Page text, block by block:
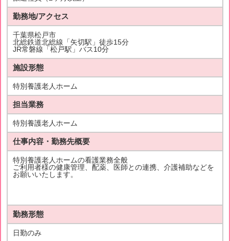
勤務地/アクセス
千葉県松戸市
北総鉄道北総線「矢切駅」徒歩15分
JR常磐線「松戸駅」バス10分
施設形態
特別養護老人ホーム
担当業務
特別養護老人ホーム
仕事内容・勤務先概要
特別養護老人ホームの看護業務全般
ご利用者様の健康管理、配薬、医師との連携、介護補助などを
お願いいたします。
勤務形態
日勤のみ